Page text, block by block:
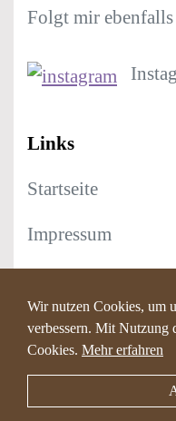
Folgt mir
Links
Startseite
Impressum
© 2026
Wir nutzen Cookies, um
verbessern. Mit Nutzung
Cookies. Mehr erfahren